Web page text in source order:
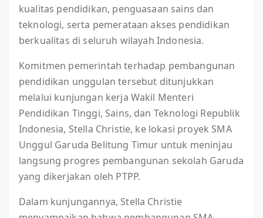
kualitas pendidikan, penguasaan sains dan
teknologi, serta pemerataan akses pendidikan
berkualitas di seluruh wilayah Indonesia.
Komitmen pemerintah terhadap pembangunan
pendidikan unggulan tersebut ditunjukkan
melalui kunjungan kerja Wakil Menteri
Pendidikan Tinggi, Sains, dan Teknologi Republik
Indonesia, Stella Christie, ke lokasi proyek SMA
Unggul Garuda Belitung Timur untuk meninjau
langsung progres pembangunan sekolah Garuda
yang dikerjakan oleh PTPP.
Dalam kunjungannya, Stella Christie